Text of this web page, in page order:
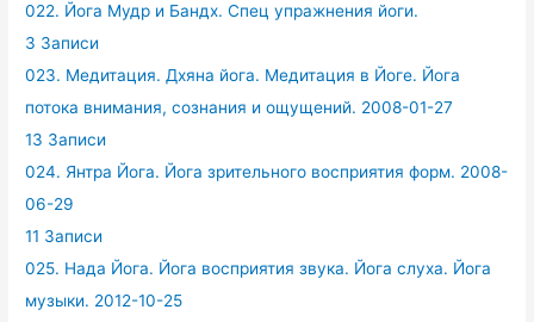
022. Йога Мудр и Бандх. Спец упражнения йоги.
3 Записи
023. Медитация. Дхяна йога. Медитация в Йоге. Йога
потока внимания, сознания и ощущений. 2008-01-27
13 Записи
024. Янтра Йога. Йога зрительного восприятия форм. 2008-
06-29
11 Записи
025. Нада Йога. Йога восприятия звука. Йога слуха. Йога
музыки. 2012-10-25